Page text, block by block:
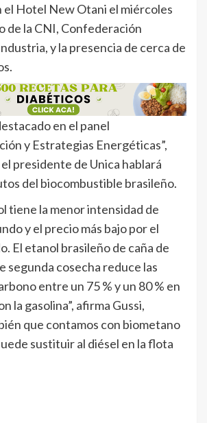
el Hotel New Otani el miércoles
de la CNI, Confederación
y la presencia de cerca de
en el panel
y Estrategias Energéticas”,
presidente de Unica hablará
del biocombustible brasileño.
tiene la menor intensidad de
y el precio más bajo por el
El etanol brasileño de caña de
segunda cosecha reduce las
entre un 75 % y un 80 % en
la gasolina”, afirma Gussi,
que contamos con biometano
sustituir al diésel en la flota